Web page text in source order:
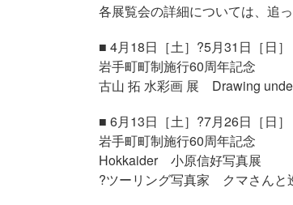
各展覧会の詳細については、追
■ 4月18日［土］?5月31日［日
岩手町町制施行60周年記念
古山 拓 水彩画 展 Drawing
■ 6月13日［土］?7月26日［日
岩手町町制施行60周年記念
Hokkaider 小原信好写真展
?ツーリング写真家 クマさん